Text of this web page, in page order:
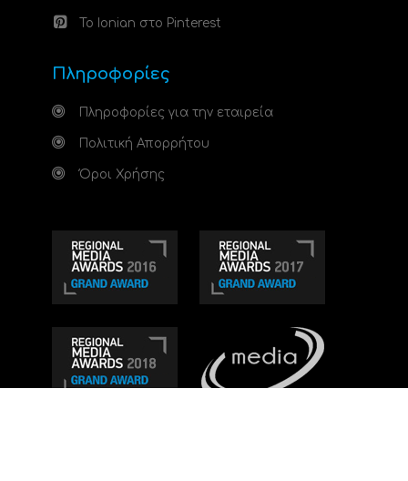
Το Ionian στο Pinterest
Πληροφορίες
Πληροφορίες για την εταιρεία
Πολιτική Απορρήτου
Όροι Χρήσης